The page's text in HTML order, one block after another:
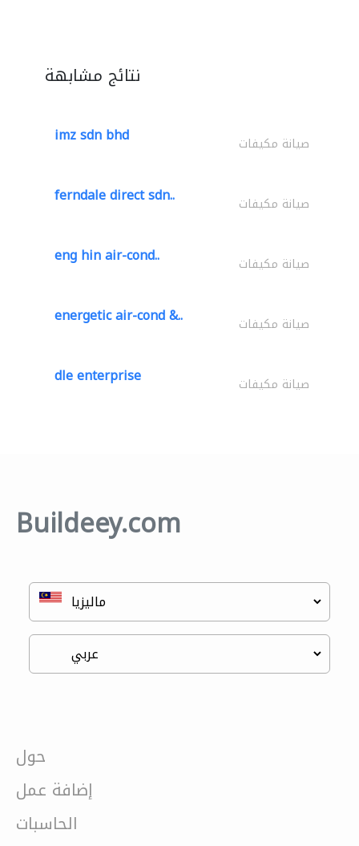
نتائج مشابهة
imz sdn bhd صيانة مكيفات
ferndale direct sdn.. صيانة مكيفات
eng hin air-cond.. صيانة مكيفات
energetic air-cond &.. صيانة مكيفات
dle enterprise صيانة مكيفات
Buildeey.com
حول
إضافة عمل
الحاسبات